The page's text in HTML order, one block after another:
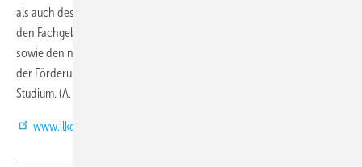
als auch des wissenschaftlich-technischen Entwicklungsstands auf
den Fachgebieten der Kälte¬technik, der Klima- und Energietechnik
sowie den neuen Technologien und der Werkstofftechnik ebenso wie
der Förderung junger hoffnungsvoller Ingenieure im und nach dem
Studium. (A. Trogisch)
www.ilkdresden.de